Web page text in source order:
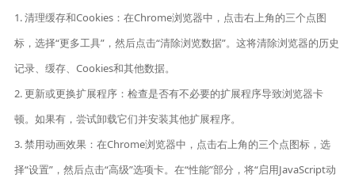
1. 清理缓存和Cookies：在Chrome浏览器中，点击右上角的三个点图
标，选择“更多工具”，然后点击“清除浏览数据”。这将清除浏览器的历史
记录、缓存、Cookies和其他数据。
2. 更新或更换扩展程序：检查是否有不必要的扩展程序导致浏览器卡
顿。如果有，尝试卸载它们并安装其他扩展程序。
3. 禁用动画效果：在Chrome浏览器中，点击右上角的三个点图标，选
择“设置”，然后点击“高级”选项卡。在“性能”部分，将“启用JavaScript动